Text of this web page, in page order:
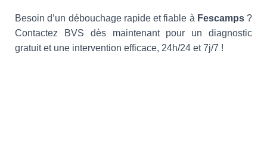
Besoin d’un débouchage rapide et fiable à Fescamps?
Contactez BVS dès maintenant pour un diagnostic
gratuit et une intervention efficace, 24h/24 et 7j/7 !